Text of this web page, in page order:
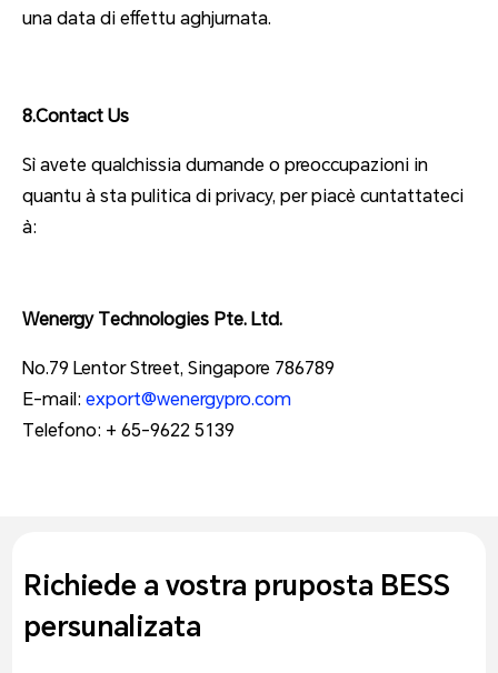
una data di effettu aghjurnata.
8.Contact Us
Sì avete qualchissia dumande o preoccupazioni in
quantu à sta pulitica di privacy, per piacè cuntattateci
à:
Wenergy Technologies Pte. Ltd.
No.79 Lentor Street, Singapore 786789
E-mail: export@wenergypro.com
Telefono: + 65-9622 5139
Richiede a vostra pruposta BESS
persunalizata